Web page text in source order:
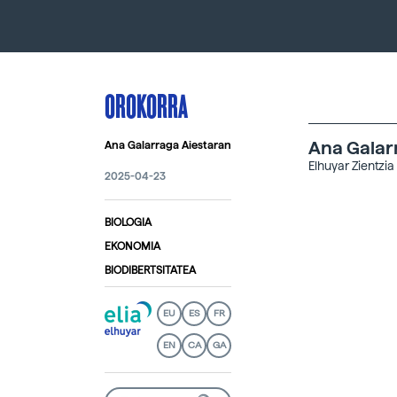
OROKORRA
Ana Galarraga Aiestaran
2025-04-23
BIOLOGIA
EKONOMIA
BIODIBERTSITATEA
EU ES FR
EN CA GA
Ana
Elhuyar Zientzia